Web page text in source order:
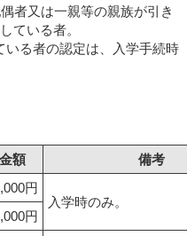
者又は一親等の親族が引き
ている者。
る者の認定は、入学手続時
金額
備考
円
入学時のみ。
円